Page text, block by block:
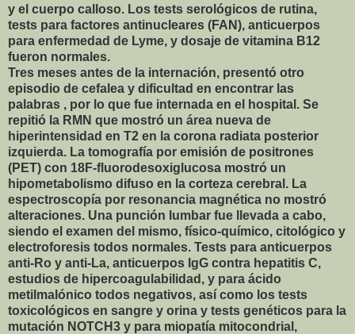
y el cuerpo calloso. Los tests serológicos de rutina,
tests para factores antinucleares (FAN), anticuerpos
para enfermedad de Lyme, y dosaje de vitamina B12
fueron normales.
Tres meses antes de la internación, presentó otro
episodio de cefalea y dificultad en encontrar las
palabras , por lo que fue internada en el hospital. Se
repitió la RMN que mostró un área nueva de
hiperintensidad en T2 en la corona radiata posterior
izquierda. La tomografía por emisión de positrones
(PET) con 18F-fluorodesoxiglucosa mostró un
hipometabolismo difuso en la corteza cerebral. La
espectroscopía por resonancia magnética no mostró
alteraciones. Una punción lumbar fue llevada a cabo,
siendo el examen del mismo, físico-químico, citológico y
electroforesis todos normales. Tests para anticuerpos
anti-Ro y anti-La, anticuerpos IgG contra hepatitis C,
estudios de hipercoagulabilidad, y para ácido
metilmalónico todos negativos, así como los tests
toxicológicos en sangre y orina y tests genéticos para la
mutación NOTCH3 y para miopatía mitocondrial,